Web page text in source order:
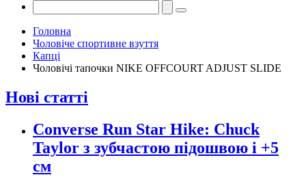
Головна
Чоловіче спортивне взуття
Капці
Чоловічі тапочки NIKE OFFCOURT ADJUST SLIDE
Нові статті
Converse Run Star Hike: Chuck
Taylor з зубчастою підошвою і +5
см